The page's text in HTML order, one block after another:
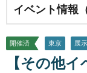
イベント情報
開催済 東京 展
【その他